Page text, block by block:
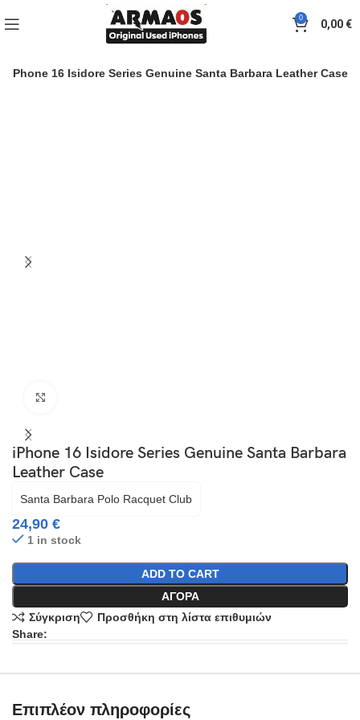
0 0,00€
iPhone 16 Isidore Series Genuine Santa Barbara Leather Case
iPhone 16 Isidore Series Genuine Santa Barbara
Leather Case
Santa Barbara Polo Racquet Club
24,90€
1 in stock
ADD TO CART
ΑΓΟΡΆ
Σύγκριση
Προσθήκη στη λίστα επιθυμιών
Share:
Επιπλέον πληροφορίες